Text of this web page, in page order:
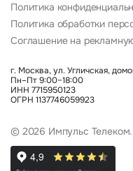
Политика
Политика обработки
Соглашение на
г. Москва, ул. Угличская,
Пн–Пт 9:00–18:00
ИНН 7715950123
ОГРН 1137746059923
© 2026 Импульс